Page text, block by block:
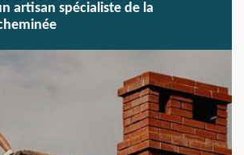
artisan spécialiste de la